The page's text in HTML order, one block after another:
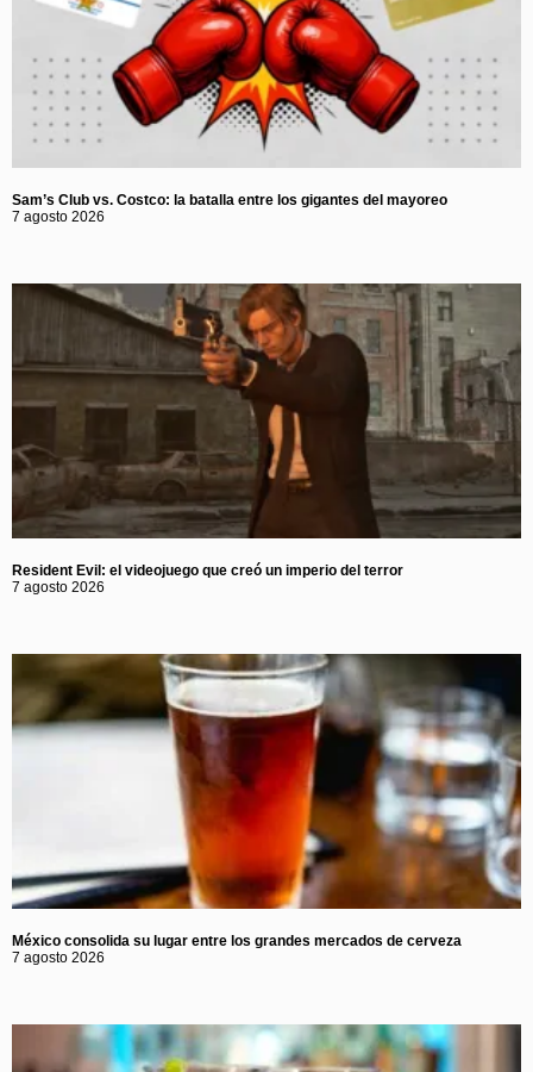
Sam’s Club vs. Costco: la batalla entre los gigantes del mayoreo
7 agosto 2026
Resident Evil: el videojuego que creó un imperio del terror
7 agosto 2026
México consolida su lugar entre los grandes mercados de cerveza
7 agosto 2026